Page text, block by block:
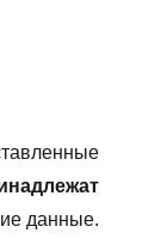
данные.